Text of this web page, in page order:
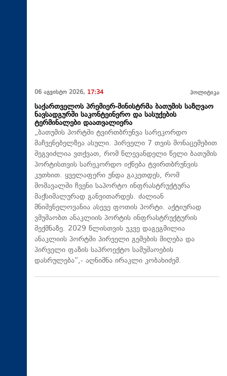
06 აგვისტო 2026, 17:34 პოლიტიკა
საქართველოს პრემიერ-მინისტრმა ბათუმის საზღვაო
ნავსადგურში საკონტეინერო და სასუქების
ტერმინალები დაათვალიერა
„ბათუმის პორტში ტვირთბრუნვა სარეკორდო
მაჩვენებელზეა ასული. პირველი 7 თვის მონაცემებით
შეგვიძლია ვთქვათ, რომ წლევანდელი წელი ბათუმის
პორტისთვის სარეკორდო იქნება ტვირთბრუნვის
კუთხით. ყველაფერი უნდა გაკეთდეს, რომ
მომავალში ჩვენი საპორტო ინფრასტრუქტურა
მაქსიმალურად განვითარდეს. ძალიან
მნიშვნელოვანია ასევე ფოთის პორტი. აქტიურად
ვმუშაობთ ანაკლიის პორტის ინფრასტრუქტურის
შექმნაზე. 2029 წლისთვის უკვე დაგეგმილია
ანაკლიის პორტში პირველი გემების მიღება და
პირველი ფაზის საპროექტო სამუშაოების
დასრულება“,- აღნიშნა ირაკლი კობახიძემ.